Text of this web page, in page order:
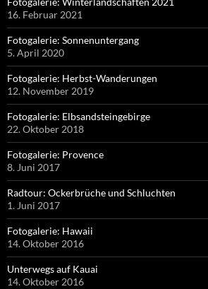
16. Februar 2021
Fotogalerie: Sonnenuntergang
5. April 2020
Fotogalerie: Herbst-Wanderungen
12. November 2019
Fotogalerie: Elbsandsteingebirge
22. Oktober 2018
Fotogalerie: Provence
8. Juni 2017
Radtour: Ockerbrüche und Schluchten
1. Juni 2017
Fotogalerie: Hawaii
14. Oktober 2016
Unterwegs auf Kauai
14. Oktober 2016